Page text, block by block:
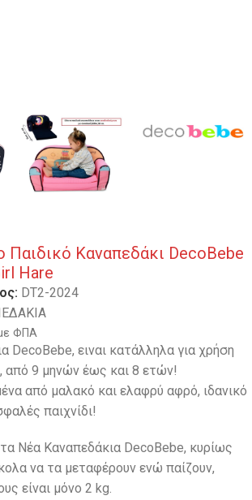
Παιδικό Καναπεδάκι DecoBebe
Hare
DT2-2024
ΦΠΑ
DecoBebe, ειναι κατάλληλα για χρήση
από 9 μηνών έως και 8 ετών!
από μαλακό και ελαφρύ αφρό, ιδανικό
παιχνίδι!
Νέα Καναπεδάκια DecoBebe, κυρίως
να τα μεταφέρουν ενώ παίζουν,
είναι μόνο 2 kg.